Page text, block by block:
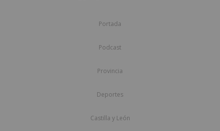
Portada
Podcast
Provincia
Deportes
Castilla y León